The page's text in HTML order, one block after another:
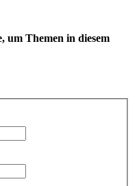
um Themen in diesem